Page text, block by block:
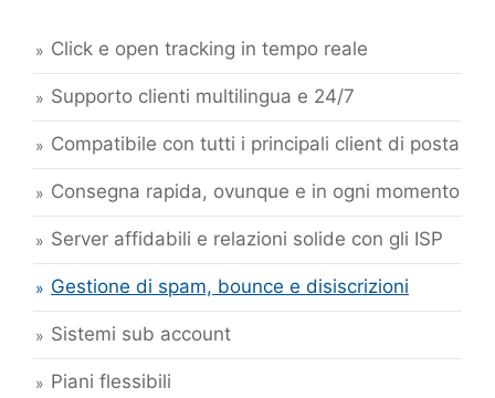
Click e open tracking in tempo reale
Supporto clienti multilingua e 24/7
Compatibile con tutti i principali client di posta
Consegna rapida, ovunque e in ogni momento
Server affidabili e relazioni solide con gli ISP
Gestione di spam, bounce e disiscrizioni
Sistemi sub account
Piani flessibili